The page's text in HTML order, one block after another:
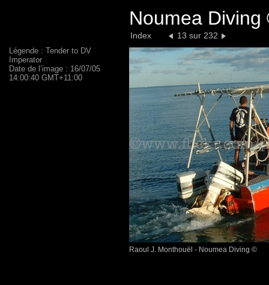
Noumea
Index 13 sur 232
Légende : Tender to DV
Imperator
Date de l’image : 16/07/05
14:00:40 GMT+11:00
Raoul J. Monthouël - Noumea Diving ©